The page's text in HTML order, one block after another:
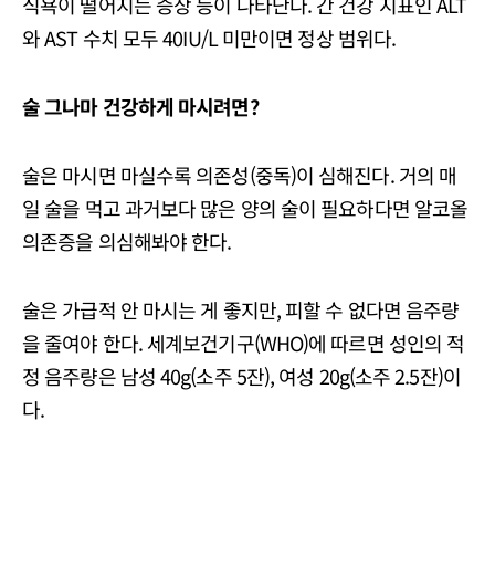
와 AST 수치 모두 40IU/L 미만이면 정상 범위다.
술 그나마 건강하게 마시려면?
술은 마시면 마실수록 의존성(중독)이 심해진다. 거의 매
일 술을 먹고 과거보다 많은 양의 술이 필요하다면 알코올
의존증을 의심해봐야 한다.
술은 가급적 안 마시는 게 좋지만, 피할 수 없다면 음주량
을 줄여야 한다. 세계보건기구(WHO)에 따르면 성인의 적
정 음주량은 남성 40g(소주 5잔), 여성 20g(소주 2.5잔)이
다.